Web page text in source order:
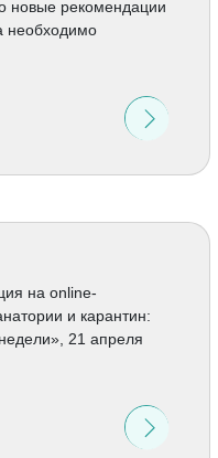
новые рекомендации
необходимо
на online-
и карантин:
21 апреля